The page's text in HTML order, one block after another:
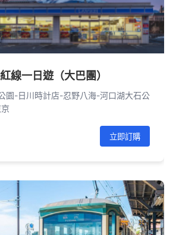
線一日遊（大巴團）
園-日川時計店-忍野八海-河口湖大石公
立即訂購